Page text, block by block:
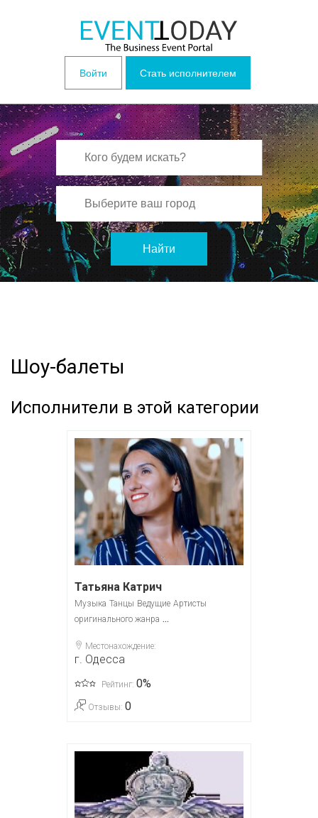
Войти Стать исполнителем
Найти
Шоу-балеты
Исполнители в этой категории
Татьяна Катрич
Музыка Танцы Ведущие Артисты
оригинального жанра ...
Местонахождение:
г. Одесса
Рейтинг: 0%
Отзывы: 0